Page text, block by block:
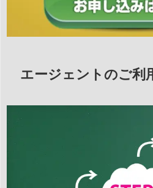
エージェントのご利